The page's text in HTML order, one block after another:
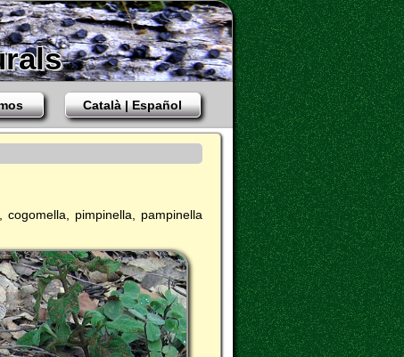
Català | Español
cogomella, pimpinella, pampinella